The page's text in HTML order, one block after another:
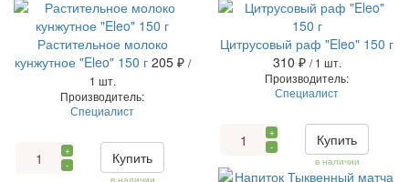
Растительное молоко
кунжутное "Eleo" 150 г 205 ₽ /
1 шт.
Производитель:
Специалист
+
-
Купить
Цитрусовый раф "Eleo" 150 г
310 ₽ / 1 шт.
Производитель:
Специалист
+
-
Купить
в наличии